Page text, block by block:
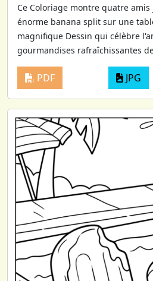
Ce Coloriage montre quatre
énorme banana split sur une
magnifique Dessin qui célèbre
gourmandises rafraîchissantes
PDF JPG